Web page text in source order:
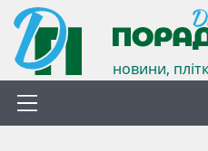
новини,